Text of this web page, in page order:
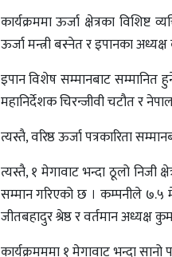
कार्यक्रममा ऊर्जा क्षेत्रका
ऊर्जा मन्त्री बस्नेत र इपानका
इपान विशेष सम्मानबाट सम्मानित
महानिर्देशक चिरन्जीवी चटौत र
त्यस्तै, वरिष्ठ ऊर्जा पत्रकारिता
त्यस्तै, १ मेगावाट भन्दा ठूलो निजी
सम्मान गरिएको छ । कम्पनीले ७.५
जीतबहादुर श्रेष्ठ र वर्तमान अध्यक्ष
कार्यक्रमममा १ मेगावाट भन्दा